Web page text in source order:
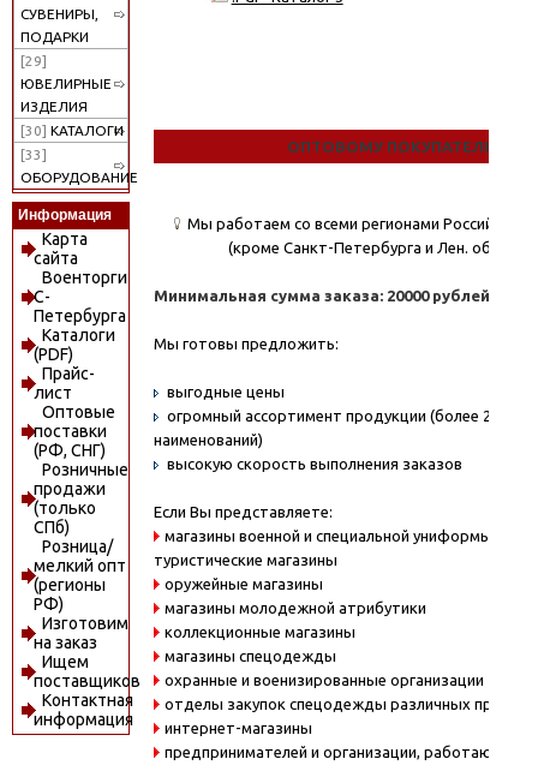
СУВЕНИРЫ,
ПОДАРКИ
[29]
ЮВЕЛИРНЫЕ
ИЗДЕЛИЯ
[30] КАТАЛОГИ
[33]
ОБОРУДОВАНИЕ
Информация
Карта
сайта
Военторги
С-
Петербурга
Каталоги
(PDF)
Прайс-
лист
Оптовые
поставки
(РФ, СНГ)
Розничные
продажи
(только
СПб)
Розница/
мелкий опт
(регионы
РФ)
Изготовим
на заказ
Ищем
поставщиков
Контактная
информация
ОПТОВОМУ ПОКУПАТЕЛЮ
Мы работаем со всеми регионами Российской
(кроме Санкт-Петербурга и Лен.
Минимальная сумма заказа: 20000 рублей.
Мы готовы предложить:
выгодные цены
огромный ассортимент продукции (более 20000
наименований)
высокую скорость выполнения заказов
Если Вы представляете:
магазины военной и специальной униформы -
туристические магазины
оружейные магазины
магазины молодежной атрибутики
коллекционные магазины
магазины спецодежды
охранные и военизированные организации
отделы закупок спецодежды различных
интернет-магазины
предпринимателей и организации, работающие в